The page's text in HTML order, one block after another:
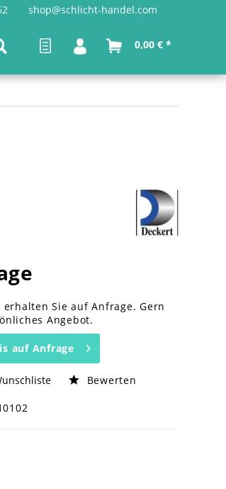
shop@schlicht-handel.com
0,00 € *
Sie auf Anfrage. Gern
Angebot.
auf Anfrage
Bewerten